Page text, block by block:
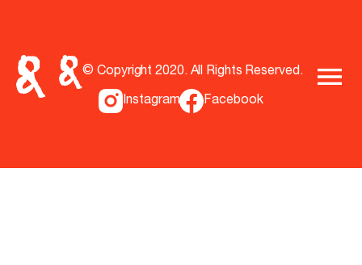
© Copyright 2020. All Rights Reserved.
Instagram Facebook